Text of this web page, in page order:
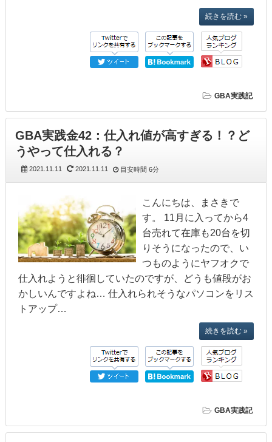
続きを読む »
GBA実践記
GBA実践金42：仕入れ値が高すぎる！？ど
うやって仕入れる？
2021.11.11 2021.11.11 目安時間 6分
こんにちは、まさきで
す。 11月に入ってから4
台売れて在庫も20台を切
りそうになったので、い
つものようにヤフオクで
仕入れようと徘徊していたのですが、どうも値段がお
かしいんですよね… 仕入れられそうなパソコンをリス
トアップ…
続きを読む »
GBA実践記